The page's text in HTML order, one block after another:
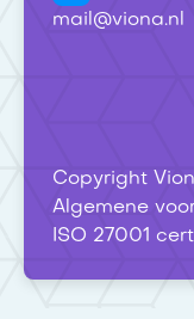
mail@viona.nl
Copyright
Algemene
ISO 27001